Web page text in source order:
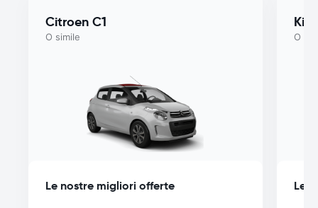
Citroen C1
O simile
Le nostre migliori offerte
Kia
O
Le